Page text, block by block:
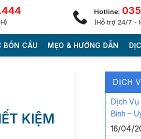
Hotline:
(Hỗ trợ 24/7 -
BỒN CẦU MẸO & HƯỚNG DẪN
KIỆM
DỊCH
Dịch Vụ
Bình –
16/04/